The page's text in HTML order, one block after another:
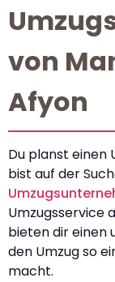
von
Afyon
Du planst einen
bist auf der
Umzugsservice
bieten dir einen
den Umzug so
macht.